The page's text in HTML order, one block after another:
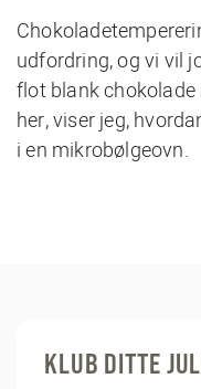
udfordring, og vi vil
flot blank
her, viser jeg,
i en mikrobølgeovn.
KLUB DITTE